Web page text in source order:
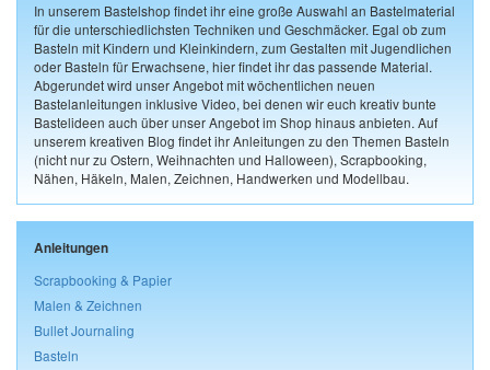
In unserem Bastelshop findet ihr eine große Auswahl an Bastelmaterial
für die unterschiedlichsten Techniken und Geschmäcker. Egal ob zum
Basteln mit Kindern und Kleinkindern, zum Gestalten mit Jugendlichen
oder Basteln für Erwachsene, hier findet ihr das passende Material.
Abgerundet wird unser Angebot mit wöchentlichen neuen
Bastelanleitungen inklusive Video, bei denen wir euch kreativ bunte
Bastelideen auch über unser Angebot im Shop hinaus anbieten. Auf
unserem kreativen Blog findet ihr Anleitungen zu den Themen Basteln
(nicht nur zu Ostern, Weihnachten und Halloween), Scrapbooking,
Nähen, Häkeln, Malen, Zeichnen, Handwerken und Modellbau.
Anleitungen
Scrapbooking & Papier
Malen & Zeichnen
Bullet Journaling
Basteln